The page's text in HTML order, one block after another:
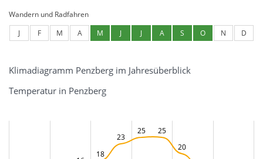
Wandern und Radfahren
J
F M A M J J A S O N D
Klimadiagramm Penzberg im Jahresüberblick
Temperatur in Penzberg
18
23
25
25
20